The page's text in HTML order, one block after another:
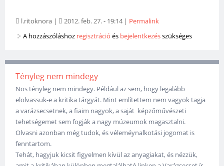
l.ritoknora | 2012. feb. 27. - 19:14| Permalink
A hozzászóláshoz regisztráció és bejelentkezésszükséges
Tényleg nem mindegy
Nos tényleg nem mindegy. Például az sem, hogy legalább
elolvassuk-e a kritika tárgyát. Mint említettem nem vagyok tagja
a varázsecsetnek, a fiaim nagyok, a saját képzőművészeti
tehetségemet sem fogják a nagy múzeumok magasztalni.
Olvasni azonban még tudok, és véleméynalkotási jogomat is
fenntartom.
Tehát, hagyjuk kicsit figyelmen kívül az anyagiakat, és nézzük,